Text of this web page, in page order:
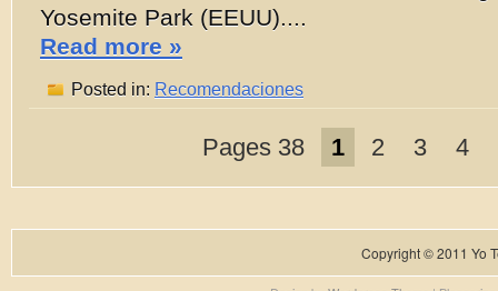
Yosemite Park (EEUU)....
Read more »
Posted in: Recomendaciones
Pages 38 1 2 3 4
Copyright © 2011 Yo